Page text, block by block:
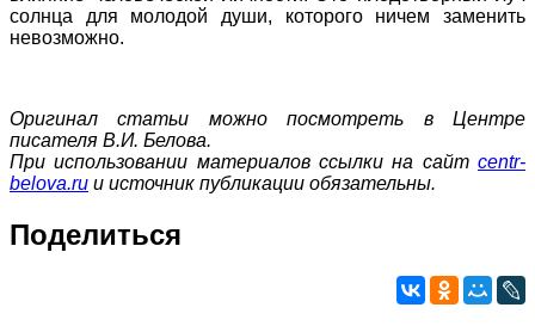
солнца для молодой души, которого ничем заменить
невозможно.
Оригинал статьи можно посмотреть в Центре
писателя В.И. Белова.
При использовании материалов ссылки на сайт centr-
belova.ru и источник публикации обязательны.
Поделиться